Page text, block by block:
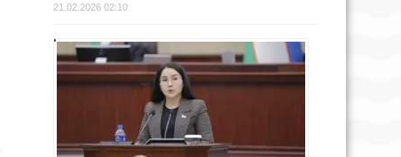
21.02.2026 02:10